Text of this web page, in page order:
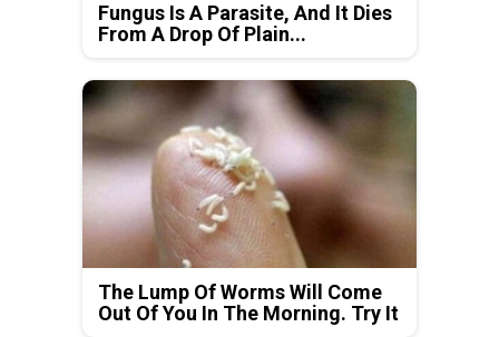
Fungus Is A Parasite, And It Dies
From A Drop Of Plain...
The Lump Of Worms Will Come
Out Of You In The Morning. Try It